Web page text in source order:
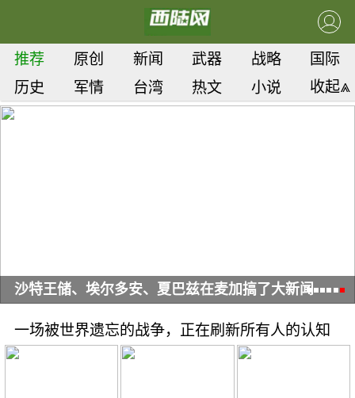
推荐 原创 新闻 武器 战略
国际
历史
军情 台湾 热文 小说 收起⩓
安、夏巴兹在麦加搞了大新闻 三国歃血为盟剑
一场被世界遗忘的战争，正在刷新所有人的认知